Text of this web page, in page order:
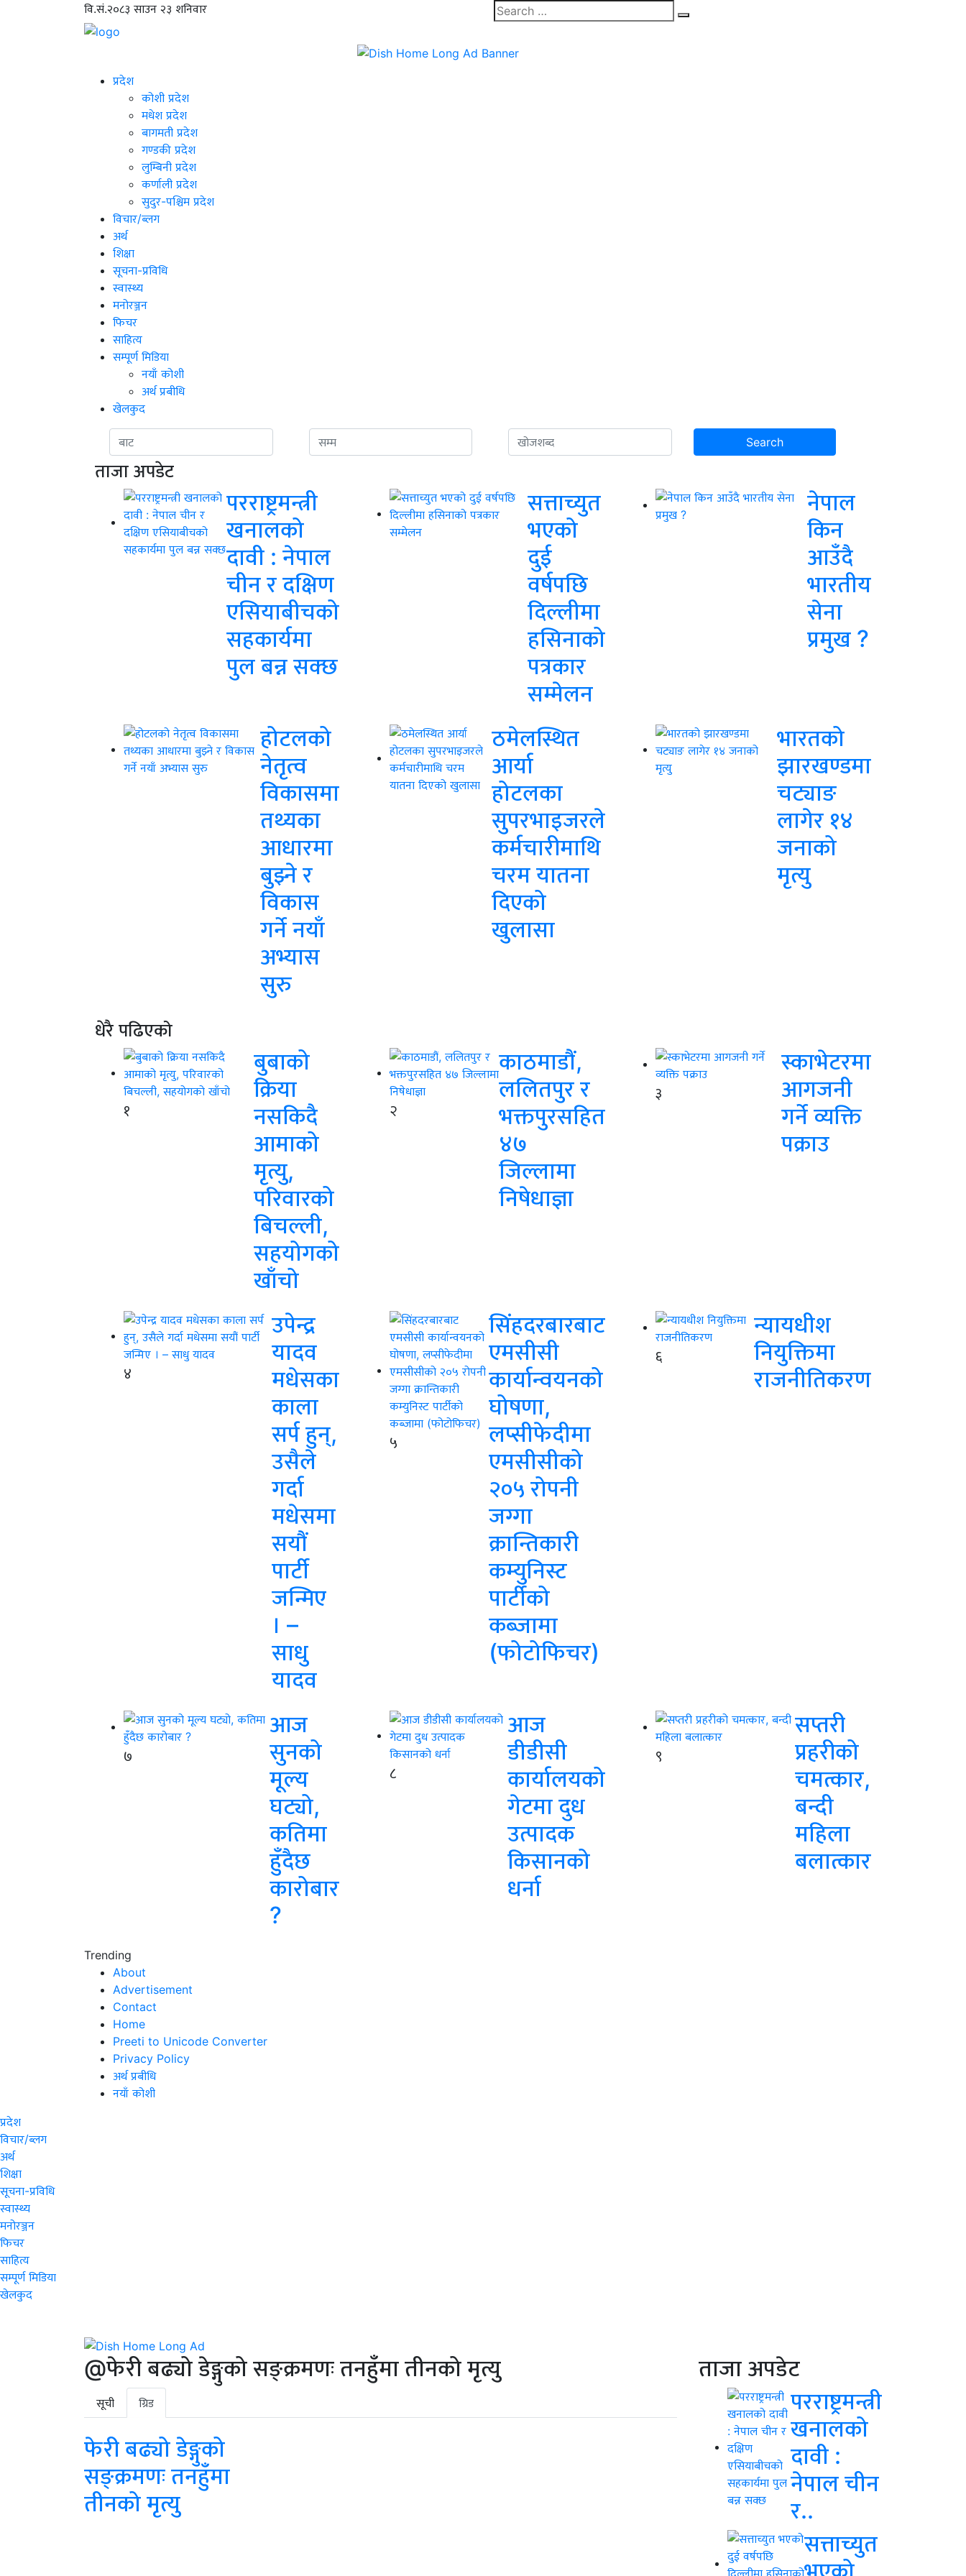
वि.सं.२०८३ साउन २३ शनिवार
प्रदेश
कोशी प्रदेश
मधेश प्रदेश
बागमती प्रदेश
गण्डकी प्रदेश
लुम्बिनी प्रदेश
कर्णाली प्रदेश
सुदुर-पश्चिम प्रदेश
विचार/ब्लग
अर्थ
शिक्षा
सूचना-प्रविधि
स्वास्थ्य
मनोरञ्जन
फिचर
साहित्य
सम्पूर्ण मिडिया
नयाँ कोशी
अर्थ प्रबीधि
खेलकुद
ताजा अपडेट
परराष्ट्रमन्त्री
खनालको
दावी : नेपाल
चीन र दक्षिण
एसियाबीचको
सहकार्यमा
पुल बन्न सक्छ
सत्ताच्युत
भएको
दुई
वर्षपछि
दिल्लीमा
हसिनाको
पत्रकार
सम्मेलन
नेपाल
किन
आउँदै
भारतीय
सेना
प्रमुख ?
होटलको
नेतृत्व
विकासमा
तथ्यका
आधारमा
बुझ्ने र
विकास
गर्ने नयाँ
अभ्यास
सुरु
ठमेलस्थित
आर्या
होटलका
सुपरभाइजरले
कर्मचारीमाथि
चरम यातना
दिएको
खुलासा
भारतको
झारखण्डमा
चट्याङ
लागेर १४
जनाको
मृत्यु
धेरै पढिएको
१
बुबाको
क्रिया
नसकिदै
आमाको
मृत्यु,
परिवारको
बिचल्ली,
सहयोगको
खाँचो
२
काठमाडौं,
ललितपुर र
भक्तपुरसहित
४७
जिल्लामा
निषेधाज्ञा
३
स्काभेटरमा
आगजनी
गर्ने व्यक्ति
पक्राउ
४
उपेन्द्र
यादव
मधेसका
काला
सर्प हुन्,
उसैले
गर्दा
मधेसमा
सयौं
पार्टी
जन्मिए
। –
साधु
यादव
५
सिंहदरबारबाट
एमसीसी
कार्यान्वयनको
घोषणा,
लप्सीफेदीमा
एमसीसीको
२०५ रोपनी
जग्गा
क्रान्तिकारी
कम्युनिस्ट
पार्टीको
कब्जामा
(फोटोफिचर)
६
न्यायधीश
नियुक्तिमा
राजनीतिकरण
७
आज
सुनको
मूल्य
घट्यो,
कतिमा
हुँदैछ
कारोबार
?
८
आज
डीडीसी
कार्यालयको
गेटमा दुध
उत्पादक
किसानको
धर्ना
९
सप्तरी
प्रहरीको
चमत्कार,
बन्दी
महिला
बलात्कार
Trending
About
Advertisement
Contact
Home
Preeti to Unicode Converter
Privacy Policy
अर्थ प्रबीधि
नयाँ कोशी
प्रदेश
विचार/ब्लग
अर्थ
शिक्षा
सूचना-प्रविधि
स्वास्थ्य
मनोरञ्जन
फिचर
साहित्य
सम्पूर्ण मिडिया
खेलकुद
@फेरी बढ्यो डेङ्गुको सङ्क्रमणः तनहुँमा तीनको मृत्यु
सूची ग्रिड
फेरी बढ्यो डेङ्गुको
सङ्क्रमणः तनहुँमा
तीनको मृत्यु
ताजा अपडेट
परराष्ट्रमन्त्री
खनालको
दावी :
नेपाल चीन
र..
सत्ताच्युत
भएको